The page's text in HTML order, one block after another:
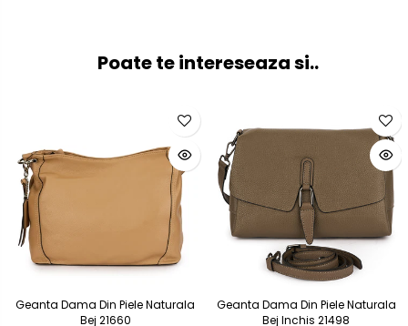
Poate te intereseaza si..
Geanta Dama Din Piele Naturala
Bej 21660
Geanta Dama Din Piele Naturala
Bej Inchis 21498